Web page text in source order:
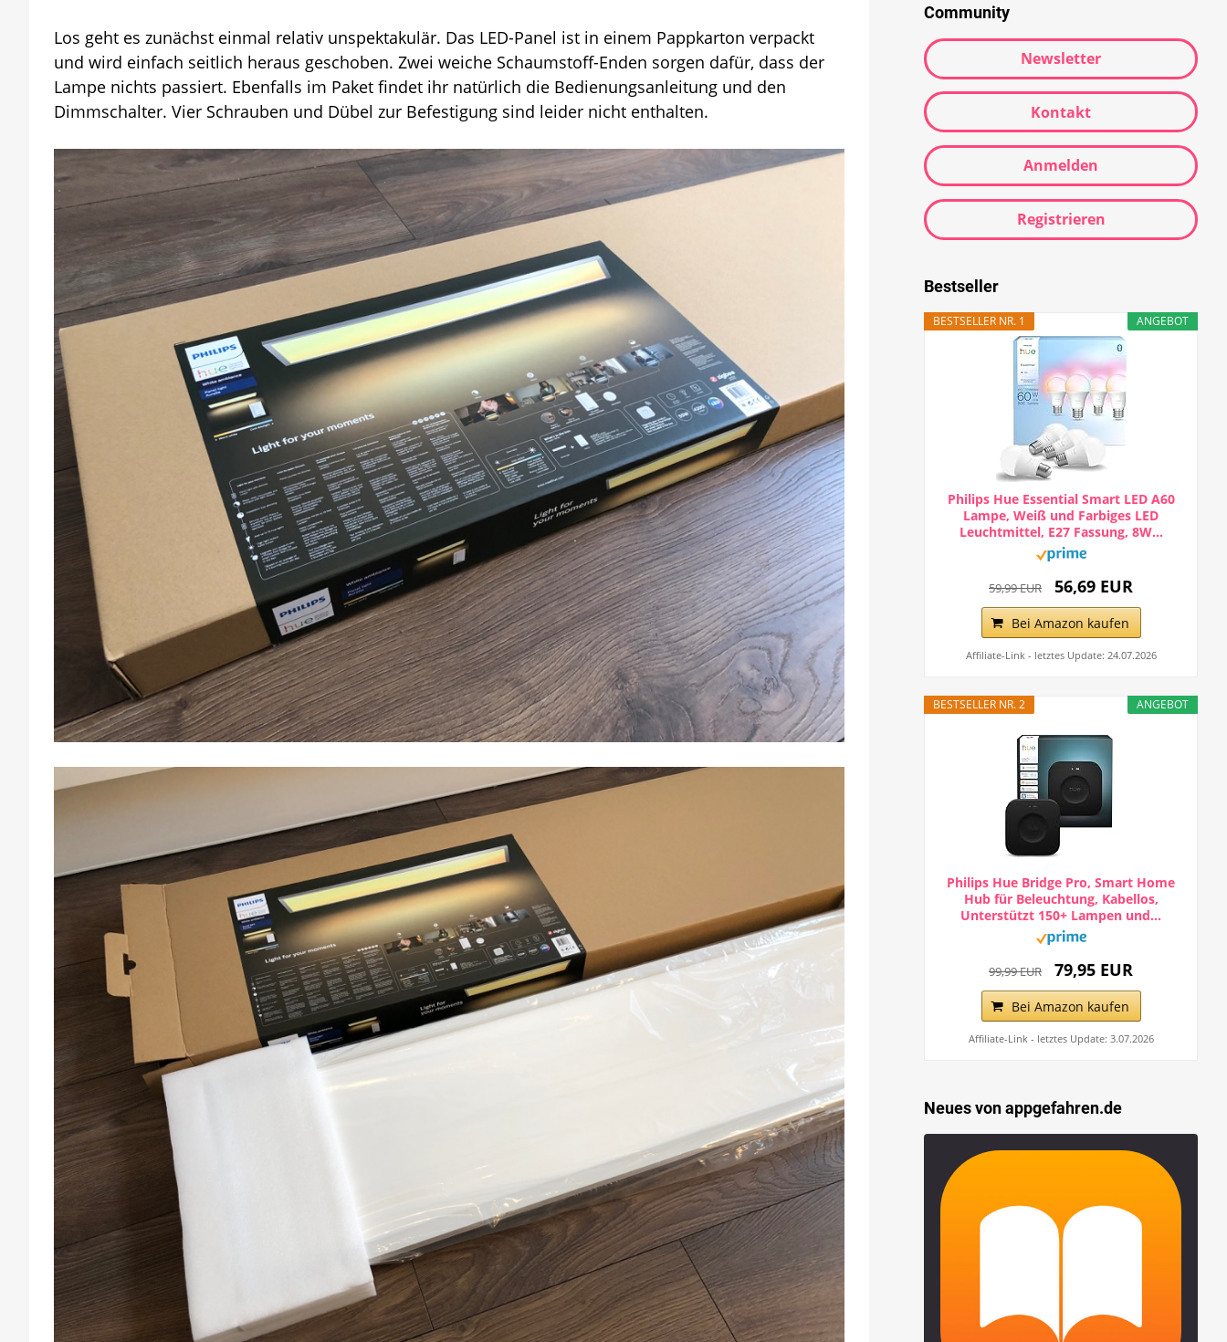
Los geht es zunächst einmal relativ unspektakulär. Das LED-Panel ist in einem Pappkarton verpackt
und wird einfach seitlich heraus geschoben. Zwei weiche Schaumstoff-Enden sorgen dafür, dass der
Lampe nichts passiert. Ebenfalls im Paket findet ihr natürlich die Bedienungsanleitung und den
Dimmschalter. Vier Schrauben und Dübel zur Befestigung sind leider nicht enthalten.
Community
Newsletter
Kontakt
Anmelden
Registrieren
Bestseller
ANGEBOT
BESTSELLER NR. 1
Philips Hue Essential Smart LED A60
Lampe, Weiß und Farbiges LED
Leuchtmittel, E27 Fassung, 8W...
59,99 EUR 56,69 EUR
Bei Amazon kaufen
Affiliate-Link - letztes Update: 24.07.2026
ANGEBOT
BESTSELLER NR. 2
Philips Hue Bridge Pro, Smart Home
Hub für Beleuchtung, Kabellos,
Unterstützt 150+ Lampen und...
99,99 EUR 79,95 EUR
Bei Amazon kaufen
Affiliate-Link - letztes Update: 3.07.2026
Neues von appgefahren.de